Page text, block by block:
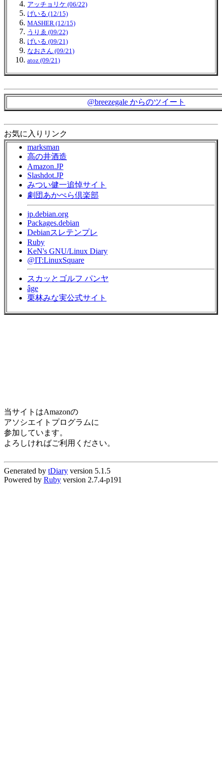
アッチョリケ (06/22)
げいる (12/15)
MASHER (12/15)
うりゑ (09/22)
げいる (09/21)
なおさん (09/21)
atoz (09/21)
@breezegale からのツイート
お気に入りリンク
marksman
高の井酒造
Amazon.JP
Slashdot.JP
みつい健一追悼サイト
劇団あかぺら倶楽部
jp.debian.org
Packages.debian
Debianスレテンプレ
Ruby
KeN's GNU/Linux Diary
@IT:LinuxSquare
スカッとゴルフ パンヤ
âge
栗林みな実公式サイト
当サイトはAmazonの
アソシエイトプログラムに
参加しています。
よろしければご利用ください。
Generated by tDiary version 5.1.5
Powered by Ruby version 2.7.4-p191